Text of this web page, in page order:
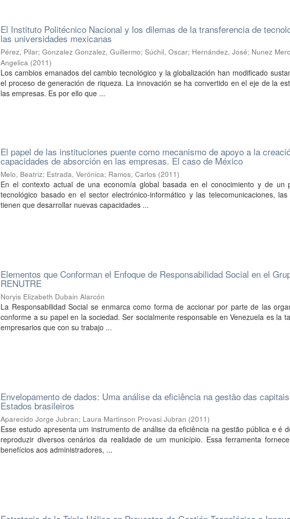
El Instituto Politécnico Nacional y los dilemas de la transferencia de
las universidades mexicanas
Pérez, Pilar;Gonzalez Gonzalez, Guillermo;Súchil, Oscar; Hernández, José; Nunez
Angelica (2011)
Los cambios emanados del cambio tecnológico y la globalización han modificado
el proceso de generación de riqueza. La innovación se ha convertido en el eje de la
las empresas. Es por ello que ...
El papel de las instituciones puente como mecanismo de apoyo a la
capacidades de absorción en las empresas. El caso de México
Melo, Beatriz; Estrada, Verónica; Ramos, Carlos (2011)
En el contexto actual de una economía global basada en el conocimiento y de un
tecnológico basado en el sector electrónico-informático y las telecomunicaciones, las
tienen que desarrollar nuevas capacidades ...
Elementos que Conforman el Enfoque de Responsabilidad Social en el
RENUTRE
Noryis Elizabeth Dubain Alarcón
La Responsabilidad Social se enmarca como forma de accionar por parte de las
conforme a su papel en la sociedad. Ser socialmente responsable en Venezuela es la
empresarios que con su trabajo ...
Envelopamento de dados: Uma análise da eficiência na gestão das
Estados brasileiros
Aparecido Jorge Jubran; Laura Martinson Provasi Jubran (2011)
Esse estudo apresenta um instrumento de análise da eficiência na gestão pública e é
reproduzir diversos cenários da realidade de um município. Essa ferramenta
benefícios aos administradores, ...